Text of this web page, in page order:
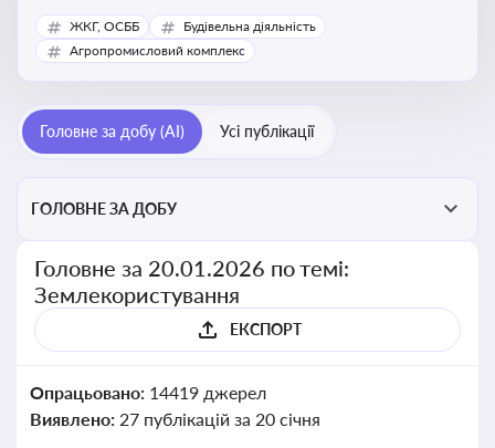
землею, зокрема умов доступу, володіння та
користування земельними ділянками різних форм
ЖКГ, ОСББ
Будівельна діяльність
Агропромисловий комплекс
Головне за добу (AI) Усі публікації
ГОЛОВНЕ ЗА ДОБУ
Головне за 20.01.2026 по темі:
Землекористування
ЕКСПОРТ
Опрацьовано: 14419 джерел
Виявлено: 27 публікацій за 20 січня